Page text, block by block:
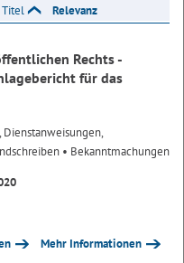
Titel Relevanz
Rechts -
für das
• Bekanntmachungen
Mehr Informationen